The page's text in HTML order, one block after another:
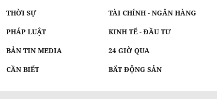
THỜI SỰ TÀI CHÍNH - NGÂN HÀNG
PHÁP LUẬT KINH TẾ - ĐẦU TƯ
BẢN TIN MEDIA 24 GIỜ QUA
CẦN BIẾT BẤT ĐỘNG SẢN